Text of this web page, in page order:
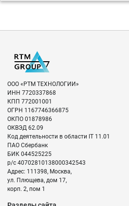
ООО «РТМ ТЕХНОЛОГИИ»
ИНН 7720337868
КПП 772001001
ОГРН 1167746366875
ОКПО 01878986
ОКВЭД 62.09
Код деятельности в области IT 11.01
ПАО Сбербанк
БИК 044525225
р/с 40702810138000342543
Адрес: 111398, Москва,
ул. Плющева, дом 17,
корп. 2, пом 1